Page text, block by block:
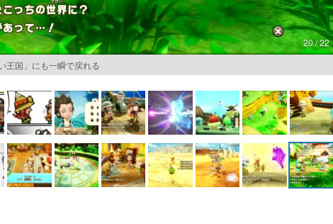
20 / 22
王国」にも一瞬で戻れる